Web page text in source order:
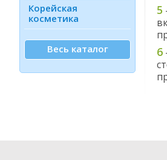
Корейская
косметика
Весь каталог
5
6